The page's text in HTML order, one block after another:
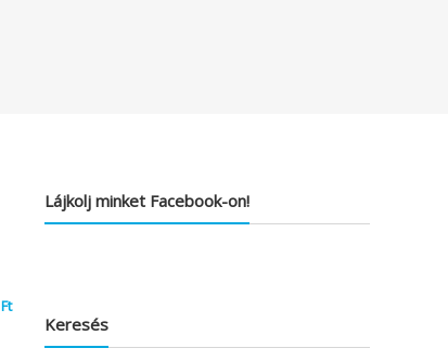
Ft
Lájkolj minket Facebook-on!
Keresés